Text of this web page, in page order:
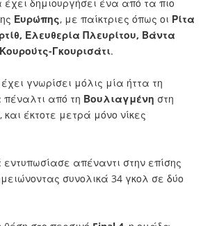
δημιουργήσει ένα από τα πιο
Ευρώπης, με παίκτριες όπως οι Ρίτα
Ελευθερία Πλευρίτου, Βάντα
Γκουρισάτι.
έχει γνωρίσει μόλις μία ήττα τη
πέναλτι από τη Βουλιαγμένη στη
έκτοτε μετρά μόνο νίκες
εντυπωσίασε απέναντι στην επίσης
συνολικά 34 γκολ σε δύο